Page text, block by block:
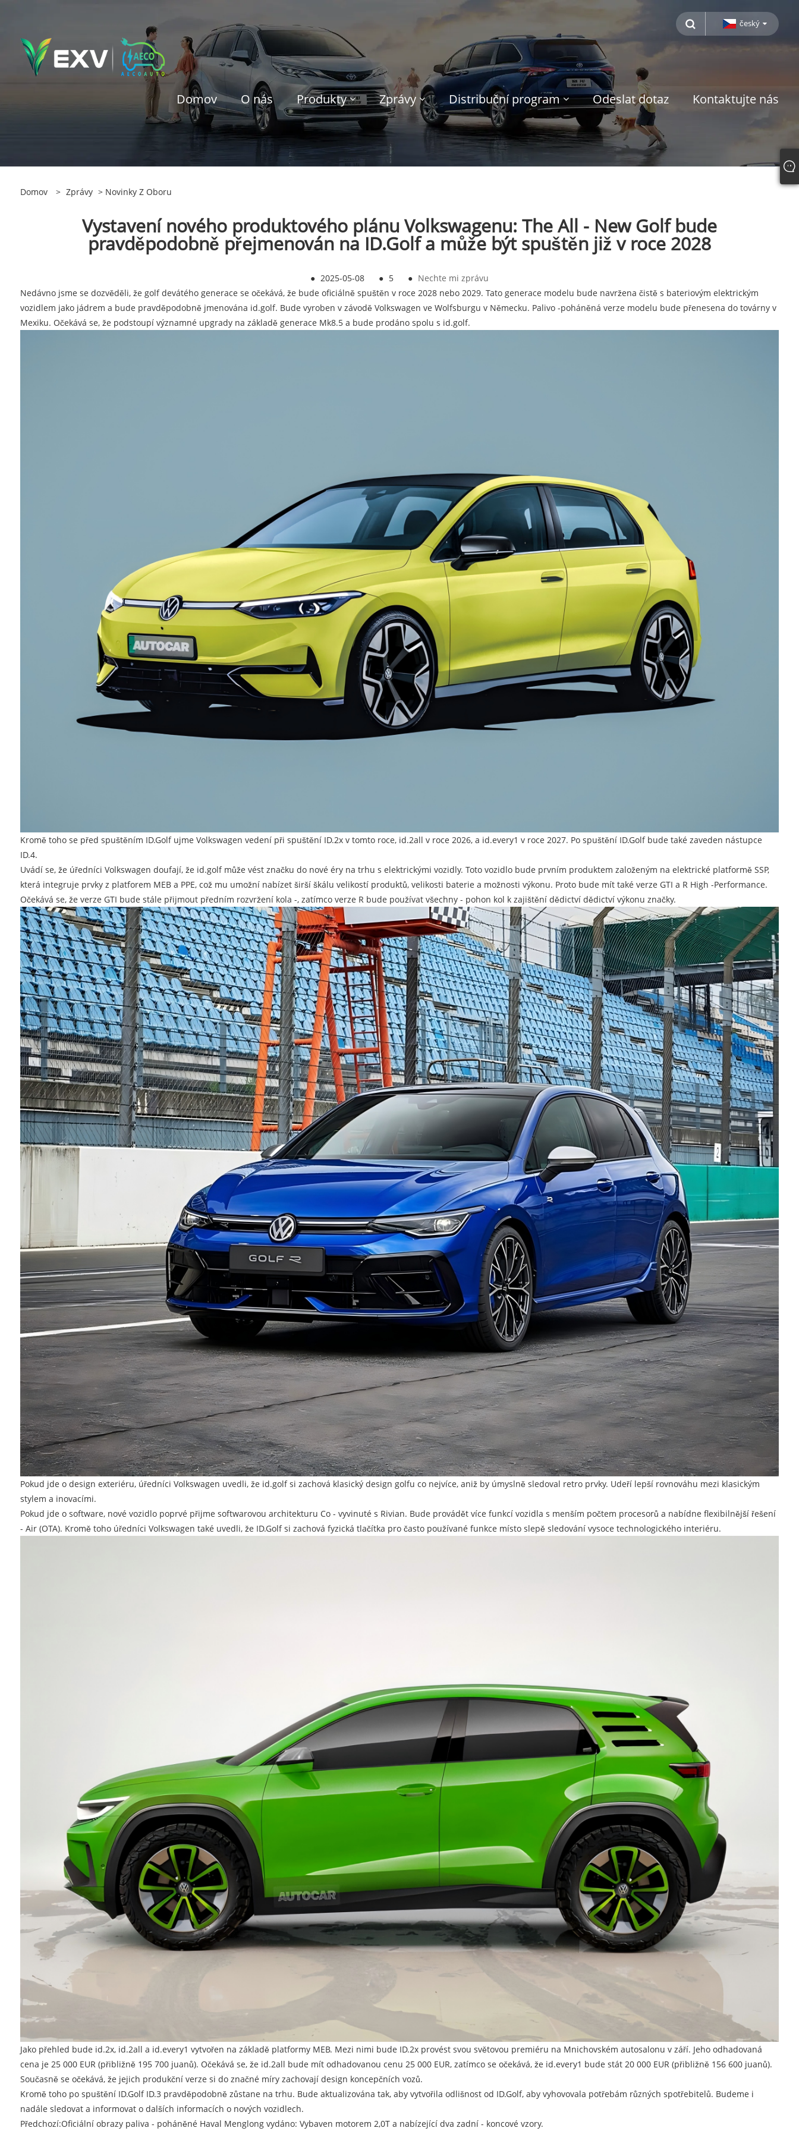
český
Domov O nás Produkty Zprávy Distribuční program Odeslat dotaz Kontaktujte nás
Domov > Zprávy > Novinky Z Oboru
Vystavení nového produktového plánu Volkswagenu: The All - New Golf bude
pravděpodobně přejmenován na ID.Golf a může být spuštěn již v roce 2028
● 2025-05-08 ● 5 ● Nechte mi zprávu
Nedávno jsme se dozvěděli, že golf devátého generace se očekává, že bude oficiálně spuštěn v roce 2028 nebo 2029. Tato generace modelu bude navržena čistě s bateriovým elektrickým
vozidlem jako jádrem a bude pravděpodobně jmenována id.golf. Bude vyroben v závodě Volkswagen ve Wolfsburgu v Německu. Palivo -poháněná verze modelu bude přenesena do továrny v
Mexiku. Očekává se, že podstoupí významné upgrady na základě generace Mk8.5 a bude prodáno spolu s id.golf.
Kromě toho se před spuštěním ID.Golf ujme Volkswagen vedení při spuštění ID.2x v tomto roce, id.2all v roce 2026, a id.every1 v roce 2027. Po spuštění ID.Golf bude také zaveden nástupce
ID.4.
Uvádí se, že úředníci Volkswagen doufají, že id.golf může vést značku do nové éry na trhu s elektrickými vozidly. Toto vozidlo bude prvním produktem založeným na elektrické platformě SSP,
která integruje prvky z platforem MEB a PPE, což mu umožní nabízet širší škálu velikostí produktů, velikosti baterie a možnosti výkonu. Proto bude mít také verze GTI a R High -Performance.
Očekává se, že verze GTI bude stále přijmout předním rozvržení kola -, zatímco verze R bude používat všechny - pohon kol k zajištění dědictví dědictví výkonu značky.
Pokud jde o design exteriéru, úředníci Volkswagen uvedli, že id.golf si zachová klasický design golfu co nejvíce, aniž by úmyslně sledoval retro prvky. Udeří lepší rovnováhu mezi klasickým
stylem a inovacími.
Pokud jde o software, nové vozidlo poprvé přijme softwarovou architekturu Co - vyvinuté s Rivian. Bude provádět více funkcí vozidla s menším počtem procesorů a nabídne flexibilnější řešení
- Air (OTA). Kromě toho úředníci Volkswagen také uvedli, že ID.Golf si zachová fyzická tlačítka pro často používané funkce místo slepě sledování vysoce technologického interiéru.
Jako přehled bude id.2x, id.2all a id.every1 vytvořen na základě platformy MEB. Mezi nimi bude ID.2x provést svou světovou premiéru na Mnichovském autosalonu v září. Jeho odhadovaná
cena je 25 000 EUR (přibližně 195 700 juanů). Očekává se, že id.2all bude mít odhadovanou cenu 25 000 EUR, zatímco se očekává, že id.every1 bude stát 20 000 EUR (přibližně 156 600 juanů).
Současně se očekává, že jejich produkční verze si do značné míry zachovají design koncepčních vozů.
Kromě toho po spuštění ID.Golf ID.3 pravděpodobně zůstane na trhu. Bude aktualizována tak, aby vytvořila odlišnost od ID.Golf, aby vyhovovala potřebám různých spotřebitelů. Budeme i
nadále sledovat a informovat o dalších informacích o nových vozidlech.
Předchozí:Oficiální obrazy paliva - poháněné Haval Menglong vydáno: Vybaven motorem 2,0T a nabízející dva zadní - koncové vzory.